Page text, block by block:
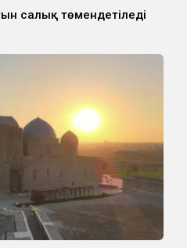
салық төмендетіледі